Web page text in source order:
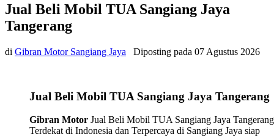
Jual Beli Mobil TUA Sangiang Jaya
Tangerang
di Gibran Motor Sangiang Jaya Diposting pada 07 Agustus 2026
Jual Beli Mobil TUA Sangiang Jaya Tangerang
Gibran Motor Jual Beli Mobil TUA Sangiang Jaya Tangerang
Terdekat di Indonesia dan Terpercaya di Sangiang Jaya siap